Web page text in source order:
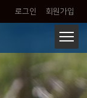
로그인 회원가입